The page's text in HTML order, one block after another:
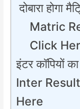
दोबारा होगा
Matric
Click
इंटर कॉपियों
Inter
Here